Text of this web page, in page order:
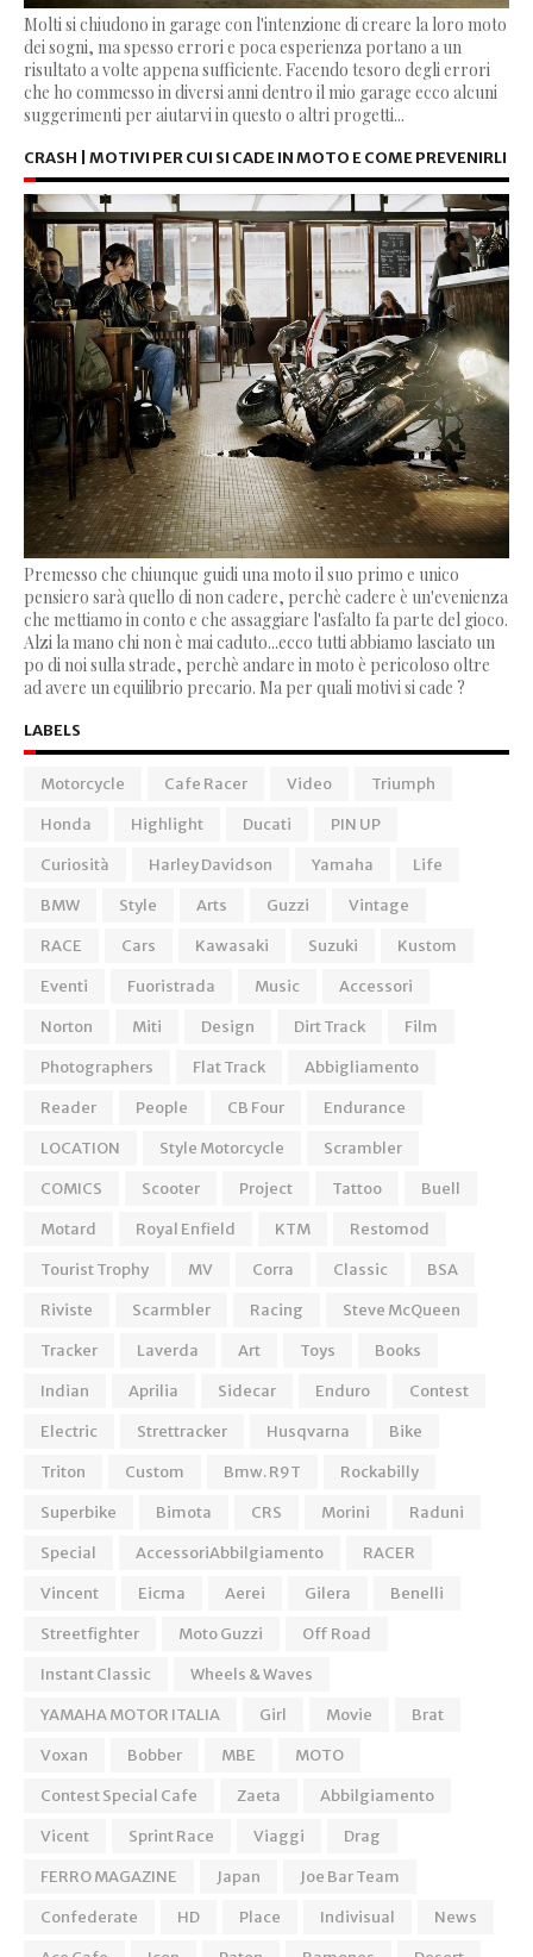
Molti si chiudono in garage con l'intenzione di creare la loro moto
dei sogni, ma spesso errori e poca esperienza portano a un
risultato a volte appena sufficiente. Facendo tesoro degli errori
che ho commesso in diversi anni dentro il mio garage ecco alcuni
suggerimenti per aiutarvi in questo o altri progetti...
CRASH | MOTIVI PER CUI SI CADE IN MOTO E COME PREVENIRLI
Premesso che chiunque guidi una moto il suo primo e unico
pensiero sarà quello di non cadere, perchè cadere è un'evenienza
che mettiamo in conto e che assaggiare l'asfalto fa parte del gioco.
Alzi la mano chi non è mai caduto...ecco tutti abbiamo lasciato un
po di noi sulla strade, perchè andare in moto è pericoloso oltre
ad avere un equilibrio precario. Ma per quali motivi si cade ?
LABELS
Motorcycle Cafe Racer Video
Triumph
Honda
Highlight Ducati
PIN UP
Curiosità
Harley Davidson Yamaha
Life
BMW
Style Arts Guzzi
Vintage
RACE
Cars Kawasaki Suzuki
Kustom
Eventi
Fuoristrada Music
Accessori
Norton
Miti Design Dirt Track
Film
Photographers
Flat Track
Abbigliamento
Reader
People CB Four
Endurance
LOCATION
Style Motorcycle
Scrambler
COMICS
Scooter Project Tattoo
Buell
Motard
Royal Enfield KTM
Restomod
Tourist Trophy
MV Corra Classic
BSA
Riviste
Scarmbler Racing
Steve McQueen
Tracker
Laverda Art Toys
Books
Indian
Aprilia Sidecar Enduro
Contest
Electric
Strettracker Husqvarna
Bike
Triton
Custom Bmw. R9T
Rockabilly
Superbike
Bimota CRS Morini
Raduni
Special
AccessoriAbbilgiamento
RACER
Vincent
Eicma Aerei Gilera
Benelli
Streetfighter
Moto Guzzi
Off Road
Instant Classic
Wheels & Waves
YAMAHA MOTOR ITALIA
Girl Movie
Brat
Voxan
Bobber MBE
MOTO
Contest Special Cafe
Zaeta
Abbilgiamento
Vicent
Sprint Race Viaggi
Drag
FERRO MAGAZINE
Japan
Joe Bar Team
Confederate
HD Place Indivisual
News